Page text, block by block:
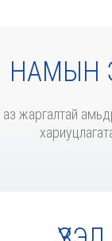
НАМЫН
аз жаргалтай